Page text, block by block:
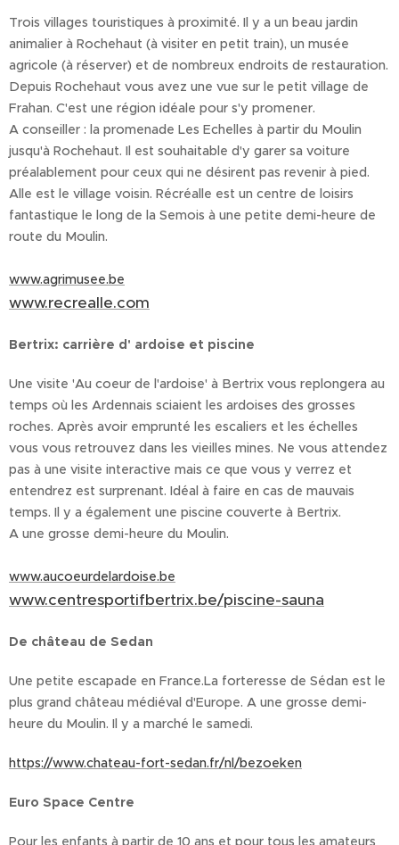
Trois villages touristiques à proximité. Il y a un beau jardin
animalier à Rochehaut (à visiter en petit train), un musée
agricole (à réserver) et de nombreux endroits de restauration.
Depuis Rochehaut vous avez une vue sur le petit village de
Frahan. C'est une région idéale pour s'y promener.
A conseiller : la promenade Les Echelles à partir du Moulin
jusqu'à Rochehaut. Il est souhaitable d'y garer sa voiture
préalablement pour ceux qui ne désirent pas revenir à pied.
Alle est le village voisin. Récréalle est un centre de loisirs
fantastique le long de la Semois à une petite demi-heure de
route du Moulin.
www.agrimusee.be
www.recrealle.com
Bertrix: carrière d' ardoise et piscine
Une visite 'Au coeur de l'ardoise' à Bertrix vous replongera au
temps où les Ardennais sciaient les ardoises des grosses
roches. Après avoir emprunté les escaliers et les échelles
vous vous retrouvez dans les vieilles mines. Ne vous attendez
pas à une visite interactive mais ce que vous y verrez et
entendrez est surprenant. Idéal à faire en cas de mauvais
temps. Il y a également une piscine couverte à Bertrix.
A une grosse demi-heure du Moulin.
www.aucoeurdelardoise.be
www.centresportifbertrix.be/piscine-sauna
De château de Sedan
Une petite escapade en France.La forteresse de Sédan est le
plus grand château médiéval d'Europe. A une grosse demi-
heure du Moulin. Il y a marché le samedi.
https://www.chateau-fort-sedan.fr/nl/bezoeken
Euro Space Centre
Pour les enfants à partir de 10 ans et pour tous les amateurs